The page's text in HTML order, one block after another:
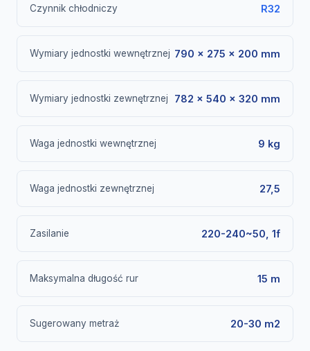
Czynnik chłodniczy R32
Wymiary jednostki wewnętrznej 790 × 275 × 200 mm
Wymiary jednostki zewnętrznej 782 × 540 × 320 mm
Waga jednostki wewnętrznej 9 kg
Waga jednostki zewnętrznej 27,5
Zasilanie 220-240~50, 1f
Maksymalna długość rur 15 m
Sugerowany metraż 20-30 m2